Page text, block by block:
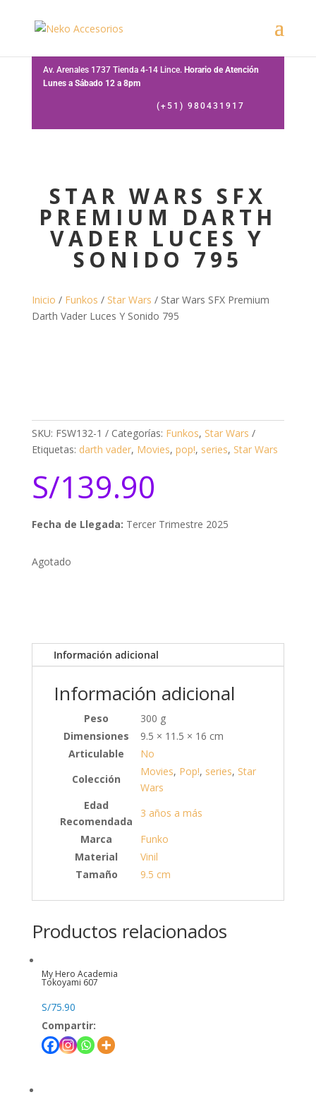
Av. Arenales 1737 Tienda 4-14 Lince. Horario de Atención
Lunes a Sábado 12 a 8pm
(+51) 980431917
STAR WARS SFX
PREMIUM DARTH
VADER LUCES Y
SONIDO 795
Inicio / Funkos / Star Wars / Star Wars SFX Premium
Darth Vader Luces Y Sonido 795
SKU: FSW132-1 Categorías: Funkos, Star Wars
Etiquetas: darth vader, Movies, pop!, series, Star Wars
S/139.90
Fecha de Llegada: Tercer Trimestre 2025
Agotado
Información adicional
Información adicional
Peso
300 g
Dimensiones
9.5 × 11.5 × 16 cm
Articulable
No
Colección
Movies, Pop!, series, Star
Wars
Edad
Recomendada
3 años a más
Marca
Funko
Material
Vinil
Tamaño
9.5 cm
Productos relacionados
My Hero Academia
Tokoyami 607
S/75.90
Compartir: